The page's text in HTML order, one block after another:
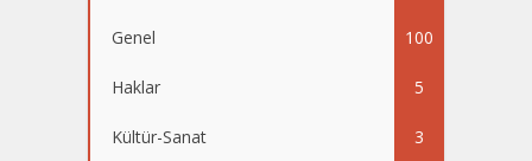
Genel 100
Haklar 5
Kültür-Sanat 3